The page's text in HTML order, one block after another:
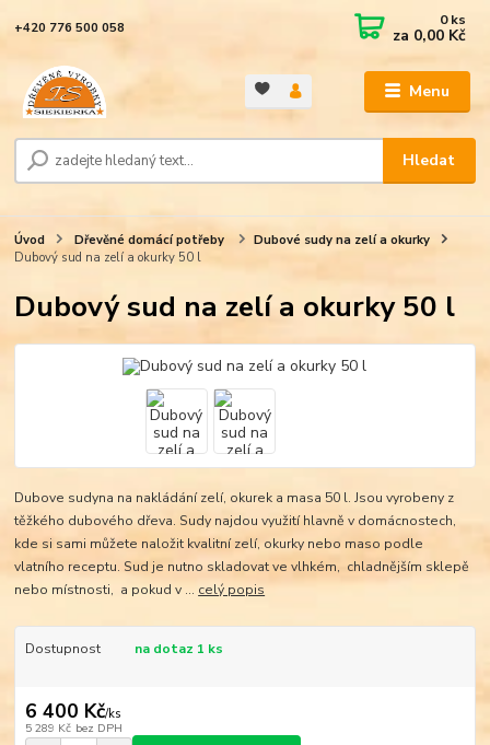
Menu
Hledat
+420 776 500 058 0ks
za 0,00 Kč
Úvod Dřevěné domácí potřeby
Dubové sudy na zelí a okurky
Dubový sud na zelí a okurky 50 l
Dubový sud na zelí a okurky 50 l
Dubove sudyna na nakládání zelí, okurek a masa 50 l. Jsou vyrobeny z
těžkého dubového dřeva. Sudy najdou využití hlavně v domácnostech,
kde si sami můžete naložit kvalitní zelí, okurky nebo maso podle
vlatního receptu. Sud je nutno skladovat ve vlhkém, chladnějším sklepě
nebo místnosti, a pokud v ... celý popis
Dostupnost na dotaz 1 ks
6 400 Kč/ks
5 289 Kč bez DPH